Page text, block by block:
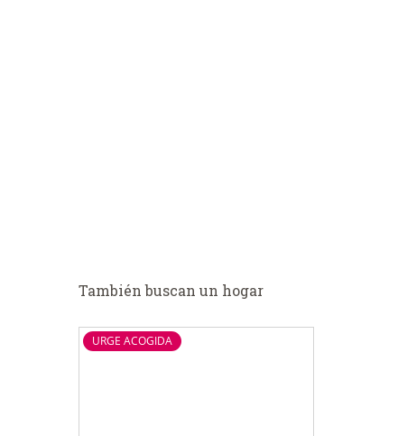
También buscan un hogar
URGE ACOGIDA